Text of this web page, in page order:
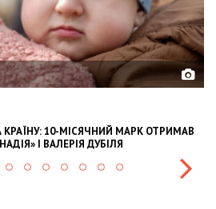
КРАЇНУ: 10-МІСЯЧНИЙ МАРК ОТРИМАВ
І ВАЛЕРІЯ ДУБІЛЯ